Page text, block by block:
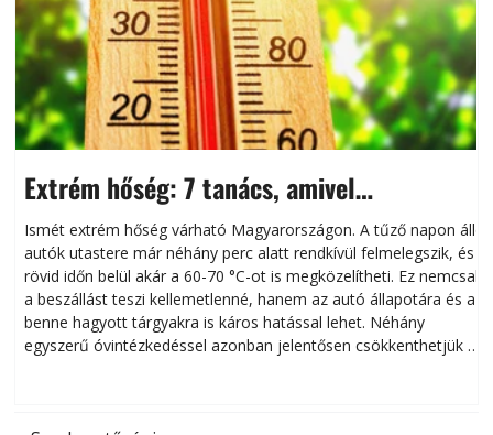
Extrém hőség: 7 tanács, amivel
megóvhatjuk autónkat a nyári károktól
Ismét extrém hőség várható Magyarországon. A tűző napon álló
autók utastere már néhány perc alatt rendkívül felmelegszik, és
rövid időn belül akár a 60-70 °C-ot is megközelítheti. Ez nemcsak
a beszállást teszi kellemetlenné, hanem az autó állapotára és a
benne hagyott tárgyakra is káros hatással lehet. Néhány
egyszerű óvintézkedéssel azonban jelentősen csökkenthetjük a